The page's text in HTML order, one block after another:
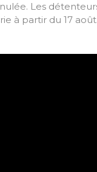
Les
à partir du 17